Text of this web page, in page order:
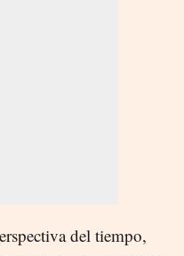
del tiempo,